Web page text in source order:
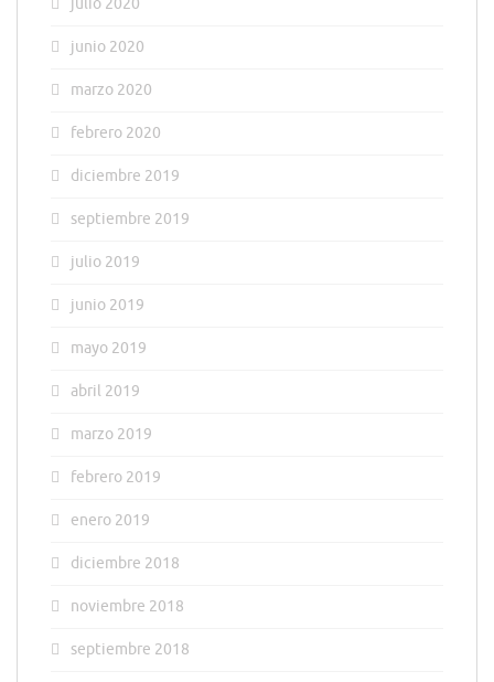
julio 2020
junio 2020
marzo 2020
febrero 2020
diciembre 2019
septiembre 2019
julio 2019
junio 2019
mayo 2019
abril 2019
marzo 2019
febrero 2019
enero 2019
diciembre 2018
noviembre 2018
septiembre 2018